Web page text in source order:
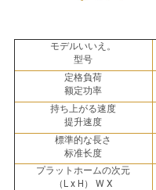
用
を
要
求
し
モデルいいえ。
型号
定格負荷
额定功率
持ち上がる速度
提升速度
標準的な長さ
标准长度
プラットホームの次元
（ L x H） W X